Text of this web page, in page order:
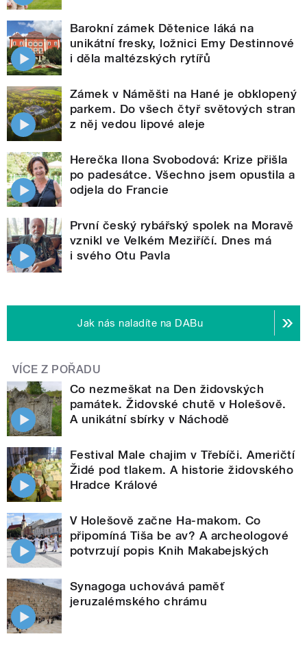
Barokní zámek Dětenice láká na
unikátní fresky, ložnici Emy Destinnové
i děla maltézských rytířů
Zámek v Náměšti na Hané je obklopený
parkem. Do všech čtyř světových stran
z něj vedou lipové aleje
Herečka Ilona Svobodová: Krize přišla
po padesátce. Všechno jsem opustila a
odjela do Francie
První český rybářský spolek na Moravě
vznikl ve Velkém Meziříčí. Dnes má
i svého Otu Pavla
Jak nás naladíte na DABu
VÍCE Z POŘADU
Co nezmeškat na Den židovských
památek. Židovské chutě v Holešově.
A unikátní sbírky v Náchodě
Festival Male chajim v Třebíči. Američtí
Židé pod tlakem. A historie židovského
Hradce Králové
V Holešově začne Ha-makom. Co
připomíná Tiša be av? A archeologové
potvrzují popis Knih Makabejských
Synagoga uchovává paměť
jeruzalémského chrámu